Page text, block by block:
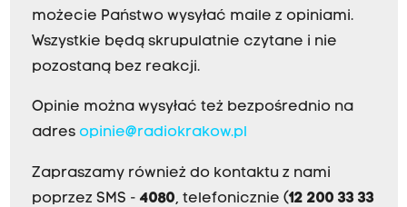
możecie Państwo wysyłać maile z opiniami.
Wszystkie będą skrupulatnie czytane i nie
pozostaną bez reakcji.
Opinie można wysyłać też bezpośrednio na
adres opinie@radiokrakow.pl
Zapraszamy również do kontaktu z nami
poprzez SMS - 4080, telefonicznie (12 200 33 33